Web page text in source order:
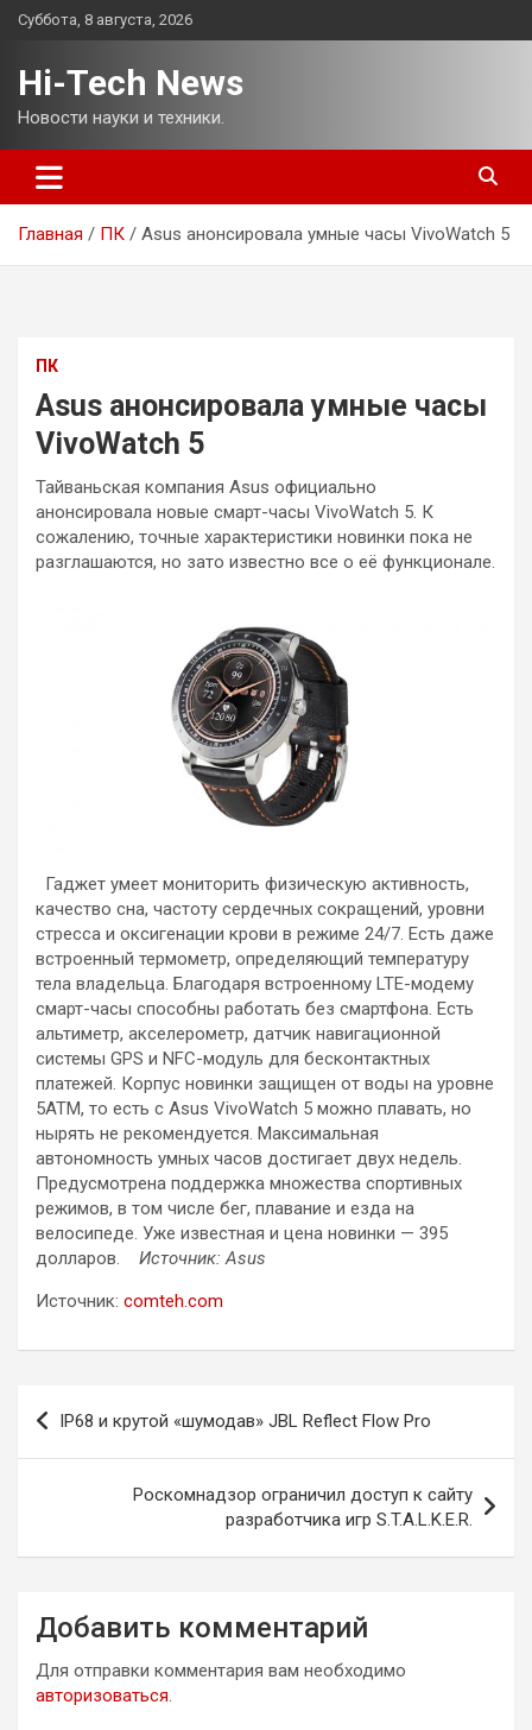
Перейти
Суббота, 8 августа, 2026
Hi-Tech News
Новости науки и техники.
Главная ПК Asus анонсировала умные часы VivoWatch 5
ПК
Asus анонсировала умные часы
VivoWatch 5
Тайваньская компания Asus официально
анонсировала новые смарт-часы VivoWatch 5. К
сожалению, точные характеристики новинки пока не
разглашаются, но зато известно все о её функционале.
Гаджет умеет мониторить физическую активность,
качество сна, частоту сердечных сокращений, уровни
стресса и оксигенации крови в режиме 24/7. Есть даже
встроенный термометр, определяющий температуру
тела владельца. Благодаря встроенному LTE-модему
смарт-часы способны работать без смартфона. Есть
альтиметр, акселерометр, датчик навигационной
системы GPS и NFC-модуль для бесконтактных
платежей. Корпус новинки защищен от воды на уровне
5ATM, то есть с Asus VivoWatch 5 можно плавать, но
нырять не рекомендуется. Максимальная
автономность умных часов достигает двух недель.
Предусмотрена поддержка множества спортивных
режимов, в том числе бег, плавание и езда на
велосипеде. Уже известная и цена новинки — 395
долларов. Источник: Asus
Источник: comteh.com
Навигация
по
записям
IP68 и крутой «шумодав» JBL Reflect Flow Pro
Роскомнадзор ограничил доступ к сайту
разработчика игр S.T.A.L.K.E.R.
Добавить комментарий
Для отправки комментария вам необходимо
авторизоваться.